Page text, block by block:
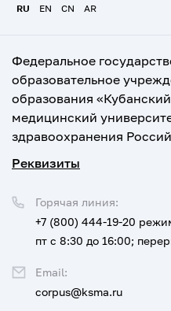
RU EN CN AR
Федеральное
образовательное
образования
медицинский
здравоохранения
Реквизиты
Горячая линия:
+7 (800) 444-19-20
пт с 8:30 до 16:00;
Email:
corpus@ksma.ru